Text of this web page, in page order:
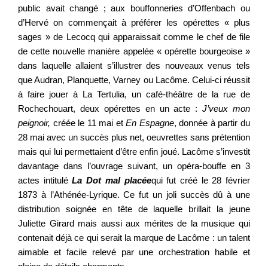
public avait changé ; aux bouffonneries d’Offenbach ou
d’Hervé on commençait à préférer les opérettes « plus
sages » de Lecocq qui apparaissait comme le chef de file
de cette nouvelle manière appelée « opérette bourgeoise »
dans laquelle allaient s’illustrer des nouveaux venus tels
que Audran, Planquette, Varney ou Lacôme. Celui-ci réussit
à faire jouer à La Tertulia, un café-théâtre de la rue de
Rochechouart, deux opérettes en un acte :J’veux mon
peignoir, créée le 11 mai etEn Espagne, donnée à partir du
28 mai avec un succès plus net, oeuvrettes sans prétention
mais qui lui permettaient d’être enfin joué. Lacôme s’investit
davantage dans l’ouvrage suivant, un opéra-bouffe en 3
actes intituléLa Dot mal placéequi fut créé le 28 février
1873 à l’Athénée-Lyrique. Ce fut un joli succès dû à une
distribution soignée en tête de laquelle brillait la jeune
Juliette Girard mais aussi aux mérites de la musique qui
contenait déjà ce qui serait la marque de Lacôme : un talent
aimable et facile relevé par une orchestration habile et